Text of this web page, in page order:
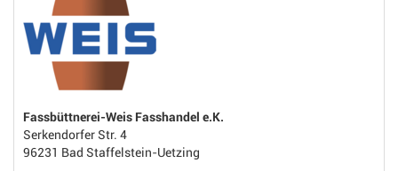
Fassbüttnerei-Weis Fasshandel e.K.
Serkendorfer Str. 4
96231 Bad Staffelstein-Uetzing